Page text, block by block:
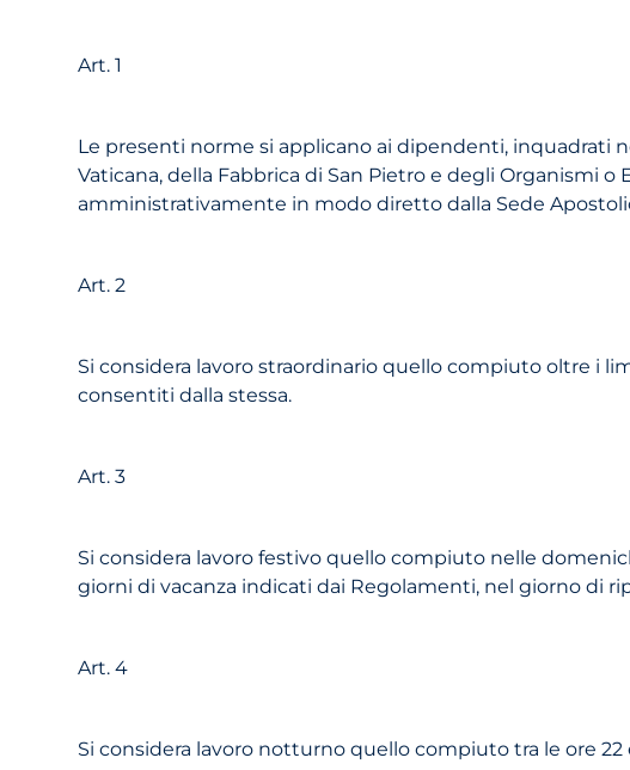
Art. 1
Le presenti norme si applicano ai dipendenti, inquadrati
Vaticana, della Fabbrica di San Pietro e degli Organismi
amministrativamente in modo diretto dalla Sede
Art. 2
Si considera lavoro straordinario quello compiuto oltre i
consentiti dalla stessa.
Art. 3
Si considera lavoro festivo quello compiuto nelle
giorni di vacanza indicati dai Regolamenti, nel giorno di
Art. 4
Si considera lavoro notturno quello compiuto tra le ore 22